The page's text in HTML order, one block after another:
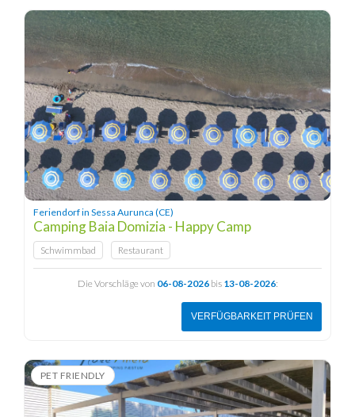
Feriendorf in Sessa Aurunca (CE)
Camping Baia Domizia - Happy Camp
Schwimmbad Restaurant
Die Vorschläge von 06-08-2026bis 13-08-2026:
VERFÜGBARKEIT PRÜFEN
PET FRIENDLY